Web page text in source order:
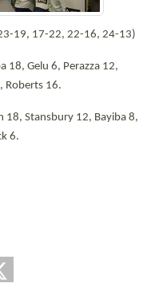
19, 17-22, 22-16, 24-13)
18, Gelu 6, Perazza 12,
Roberts 16.
18, Stansbury 12, Bayiba 8,
6.